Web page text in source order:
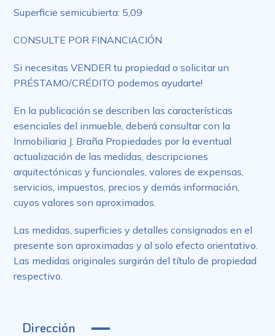
Superficie semicubierta: 5,09
CONSULTE POR FINANCIACIÓN
Si necesitas VENDER tu propiedad o solicitar un
PRÉSTAMO/CRÉDITO podemos ayudarte!
En la publicación se describen las características
esenciales del inmueble, deberá consultar con la
Inmobiliaria J. Braña Propiedades por la eventual
actualización de las medidas, descripciones
arquitectónicas y funcionales, valores de expensas,
servicios, impuestos, precios y demás información,
cuyos valores son aproximados.
Las medidas, superficies y detalles consignados en el
presente son aproximadas y al solo efecto orientativo.
Las medidas originales surgirán del título de propiedad
respectivo.
Dirección